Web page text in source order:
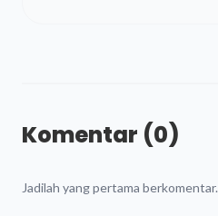
Komentar (0)
Jadilah yang pertama berkomentar.